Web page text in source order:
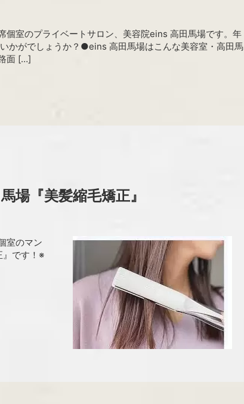
個室のプライベートサロン、美容院eins 高田馬場です。年
かがでしょうか？●eins 高田馬場はこんな美容室・高田馬
面 […]
場『美髪縮毛矯正』
室のマン
です！※